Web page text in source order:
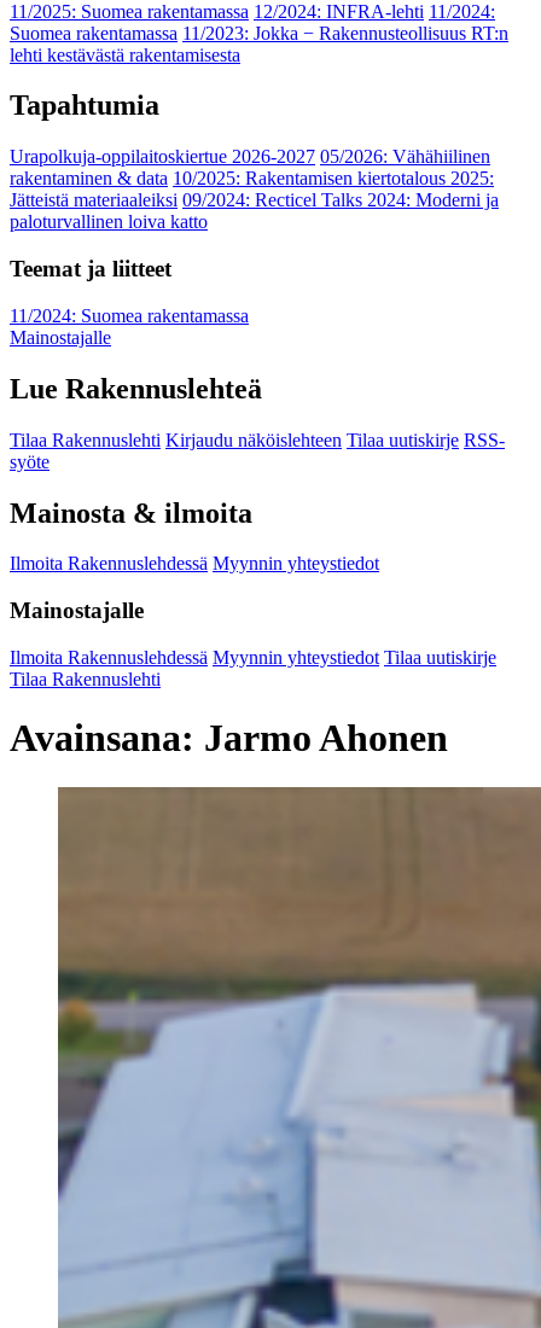
11/2025: Suomea rakentamassa 12/2024: INFRA-lehti 11/2024:
Suomea rakentamassa 11/2023: Jokka − Rakennusteollisuus RT:n
lehti kestävästä rakentamisesta
Tapahtumia
Urapolkuja-oppilaitoskiertue 2026-2027 05/2026: Vähähiilinen
rakentaminen & data 10/2025: Rakentamisen kiertotalous 2025:
Jätteistä materiaaleiksi 09/2024: Recticel Talks 2024: Moderni ja
paloturvallinen loiva katto
Teemat ja liitteet
11/2024: Suomea rakentamassa
Mainostajalle
Lue Rakennuslehteä
Tilaa Rakennuslehti Kirjaudu näköislehteen Tilaa uutiskirje RSS-
syöte
Mainosta & ilmoita
Ilmoita Rakennuslehdessä Myynnin yhteystiedot
Mainostajalle
Ilmoita Rakennuslehdessä Myynnin yhteystiedot Tilaa uutiskirje
Tilaa Rakennuslehti
Avainsana: Jarmo Ahonen